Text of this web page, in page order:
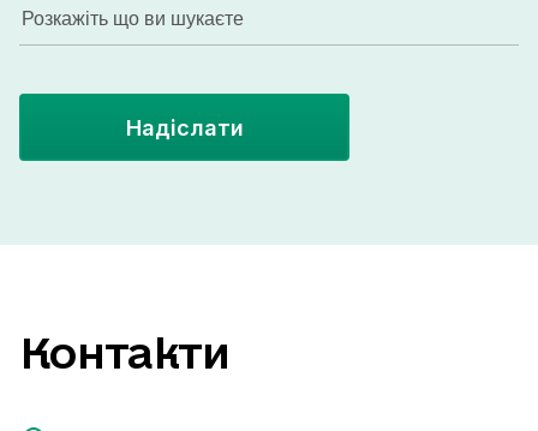
Надіслати
Контакти